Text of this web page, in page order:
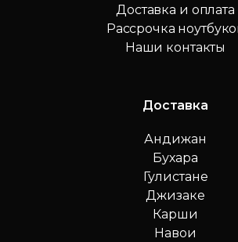
Доставка и оплата
Рассрочка
Наши контакты
Доставка
Андижан
Бухара
Гулистане
Джизаке
Карши
Навои